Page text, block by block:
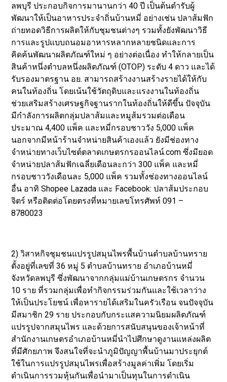
ลพบุรี ประกอบกิจการมานานกว่า 40 ปี เป็นต้นตำรับผู้
พัฒนาให้เป็นอาหารประจำถิ่นบ้านหมี่ อย่างเช่น ปลาส้มฟัก
ถ่ายทอดวิธีการผลิตให้กับชุมชนต่างๆ รวมทั้งยังพัฒนาวิธี
การและรูปแบบถนอมอาหารหลากหลายชนิดและการ
คิดค้นพัฒนาผลิตภัณฑ์ใหม่ ๆ อย่างต่อเนื่อง ทำให้กลายเป็น
สินค้าหนึ่งตำบลหนึ่งผลิตภัณฑ์ (OTOP) ระดับ 4 ดาว และได้
รับรองมาตรฐาน อย. สามารถสร้างงานสร้างรายได้ให้กับ
คนในท้องถิ่น โดยเน้นใช้วัตถุดิบและแรงงานในท้องถิ่น
ช่วยเสริมสร้างเศรษฐกิจฐานรากในท้องถิ่นให้ดีขึ้น ปัจจุบัน
มีกำลังการผลิตกลุ่มปลาส้มและหมูส้มรวมต่อเดือน
ประมาณ 4,400 แพ็ค และหมี่กรอบชาววัง 5,000 แพ็ค
นอกจากมีหน้าร้านจำหน่ายสินค้าเองแล้ว ยังมีช่องทาง
จำหน่ายทางเว็บไซต์ตลาดเกษตรกรออนไลน์.com ซึ่งมียอด
จำหน่ายปลาส้มฟักเฉลี่ยเดือนละกว่า 300 แพ็ค และหมี่
กรอบชาววังเดือนละ 5,000 แพ็ค รวมทั้งช่องทางออนไลน์
อื่น อาทิ Shopee Lazada และ Facebook: ปลาส้มประกอบ
จิตร์ หรือติดต่อโดยตรงที่หมายเลขโทรศัพท์ 091 –
8780023
2) วิสาหกิจชุมชนแปรรูปสมุนไพรพื้นบ้านตำบลบ้านทราย
ตั้งอยู่ที่เลขที่ 36 หมู่ 5 ตำบลบ้านทราย อำเภอบ้านหมี่
จังหวัดลพบุรี ซึ่งพัฒนาจากกลุ่มแม่บ้านเกษตรกร จำนวน
10 ราย ที่รวมกลุ่มเพื่อทำกิจกรรมร่วมกันและใช้เวลาว่าง
ให้เป็นประโยชน์ เพื่อหารายได้เสริมในครัวเรือน จนปัจจุบัน
มีสมาชิก 29 ราย ประกอบกับกระแสความนิยมผลิตภัณฑ์
แปรรูปจากสมุนไพร และด้วยการสนับสนุนของเจ้าหน้าที่
สำนักงานเกษตรอำเภอบ้านหมี่นำไปศึกษาดูงานแหล่งผลิต
ที่มีศักยภาพ จึงสนใจที่จะนำภูมิปัญญาพื้นบ้านมาประยุกต์
ใช้ในการแปรรูปสมุนไพรเพื่อสร้างมูลค่าเพิ่ม โดยเริ่ม
ดำเนินการรวมหุ้นกันเพื่อนำมาเป็นทุนในการดำเนิน